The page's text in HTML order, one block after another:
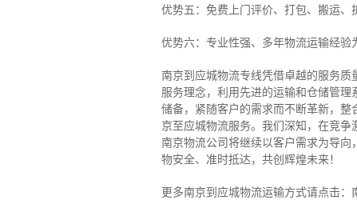
优势五：免费上门评价、打包、搬运、
优势六：专业性强、多年物流运输经
南京到应城物流专线凭借卓越的服务质
服务理念，利用先进的运输和仓储管
储备，紧随客户的需求而不断革新，
京至应城物流服务。 我们深知，在竞争
南京物流公司将继续以客户需求为导
物安全、准时抵达，共创辉煌未来！
更多南京到应城物流运输方式请点击：